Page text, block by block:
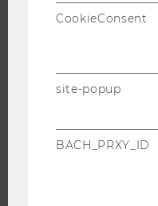
WARUM WU?
BACHELOR
DOKTORAT / PHD
CookieConsent
site-popup
BACH_PRXY_ID